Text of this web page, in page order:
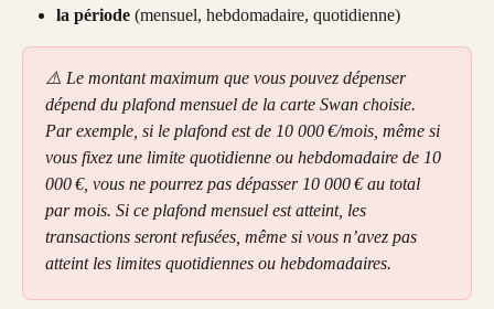
la période (mensuel, hebdomadaire, quotidienne)
⚠️ Le montant maximum que vous pouvez dépenser
dépend du plafond mensuel de la carte Swan choisie.
Par exemple, si le plafond est de 10 000 €/mois, même si
vous fixez une limite quotidienne ou hebdomadaire de 10
000 €, vous ne pourrez pas dépasser 10 000 € au total
par mois. Si ce plafond mensuel est atteint, les
transactions seront refusées, même si vous n’avez pas
atteint les limites quotidiennes ou hebdomadaires.